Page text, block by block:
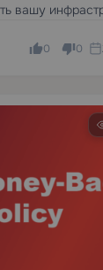
вашу
0 0